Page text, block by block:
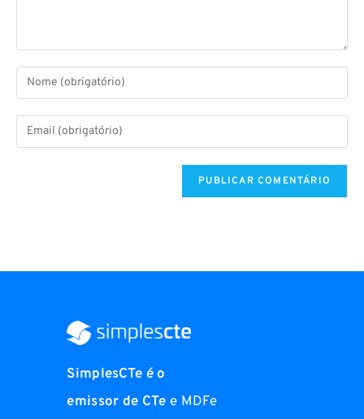
SimplesCTe é o
emissor de CTe e MDFe